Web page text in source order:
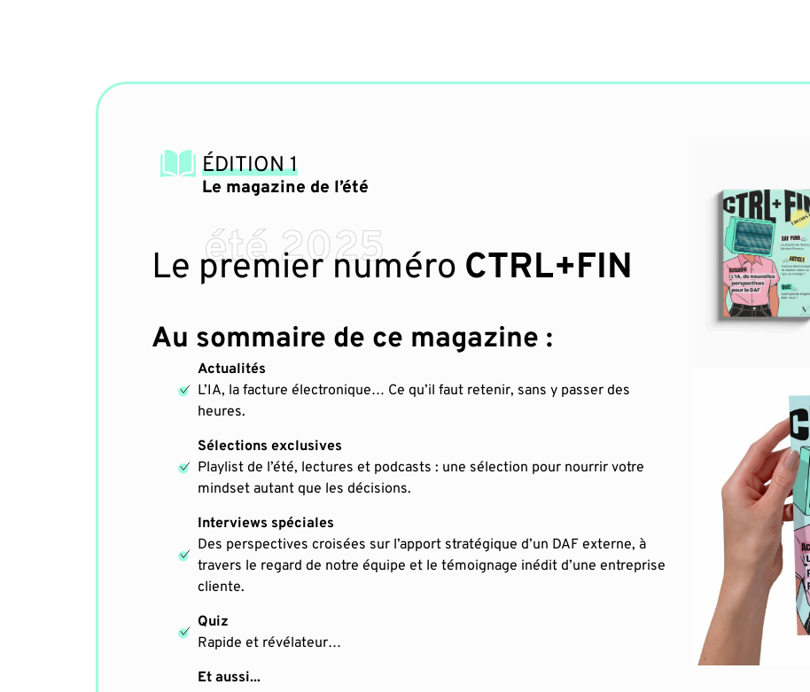
ÉDITION 1
Le magazine de l’été
été 2025
Le premier numéro CTRL+FIN
Au sommaire de ce magazine :
Actualités
L’IA, la facture électronique… Ce qu’il faut retenir, sans y passer des
heures.
Sélections exclusives
Playlist de l’été, lectures et podcasts : une sélection pour nourrir votre
mindset autant que les décisions.
Interviews spéciales
Des perspectives croisées sur l’apport stratégique d’un DAF externe, à
travers le regard de notre équipe et le témoignage inédit d’une entreprise
cliente.
Quiz
Rapide et révélateur…
Et aussi...